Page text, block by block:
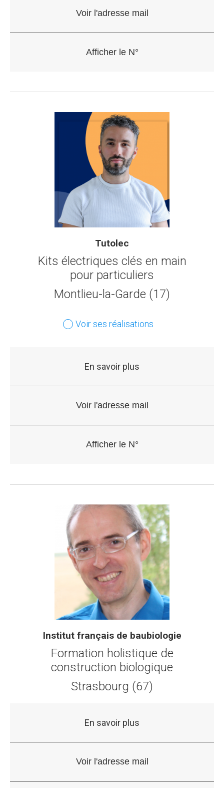
Tutolec
Kits électriques clés en main
pour particuliers
Montlieu-la-Garde (17)
Voir ses réalisations
En savoir plus
Institut français de baubiologie
Formation holistique de
construction biologique
Strasbourg (67)
En savoir plus